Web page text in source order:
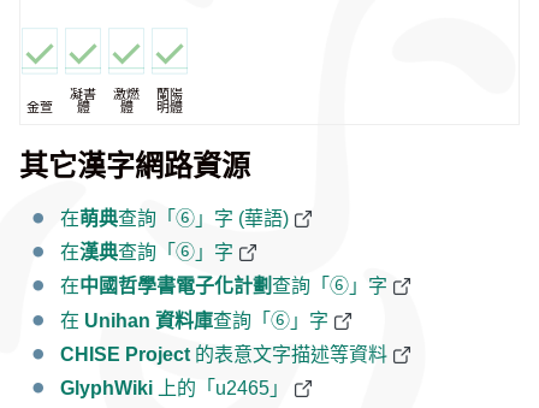
金萱
凝書
體
激燃
體
蘭陽
明體
其它漢字網路資源
在萌典查詢「⑥」字 (華語)
在漢典查詢「⑥」字
在中國哲學書電子化計劃查詢「⑥」字
在 Unihan 資料庫查詢「⑥」字
CHISE Project 的表意文字描述等資料
GlyphWiki 上的「u2465」